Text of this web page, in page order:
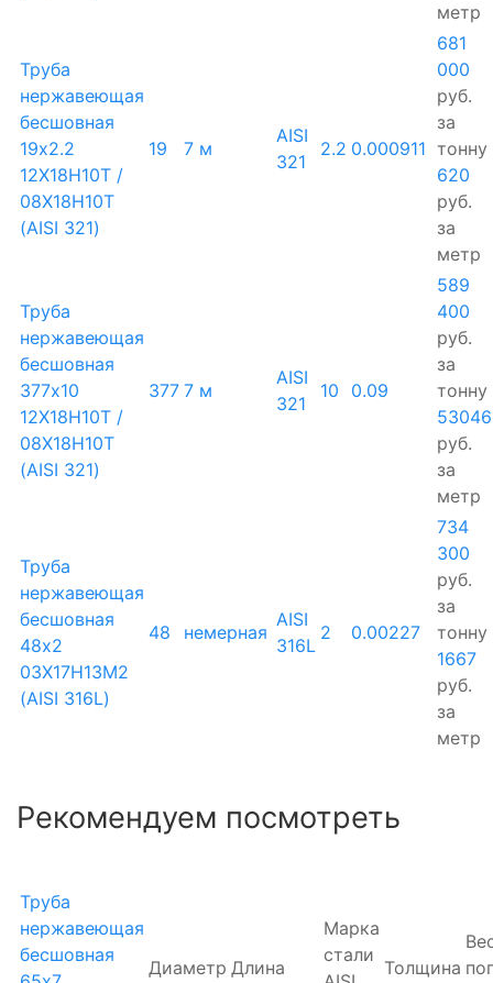
метр
Труба
нержавеющая
бесшовная
19х2.2
12Х18Н10Т /
08Х18Н10Т
(AISI 321)
19 7 м
AISI
321
2.2 0.000911
681
000
руб.
за
тонну
620
руб.
за
метр
Труба
нержавеющая
бесшовная
377х10
12Х18Н10Т /
08Х18Н10Т
(AISI 321)
377 7 м
AISI
321
10 0.09
589
400
руб.
за
тонну
53046
руб.
за
метр
Труба
нержавеющая
бесшовная
48х2
03Х17Н13М2
(AISI 316L)
48 немерная
AISI
316L
2 0.00227
734
300
руб.
за
тонну
1667
руб.
за
метр
Рекомендуем посмотреть
Труба
нержавеющая
бесшовная
Диаметр Длина
Марка
стали
Толщина